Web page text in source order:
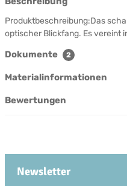
Produktbeschreibung:Das
optischer Blickfang. Es vereint
Dokumente 2
Materialinformationen
Bewertungen
Newsletter